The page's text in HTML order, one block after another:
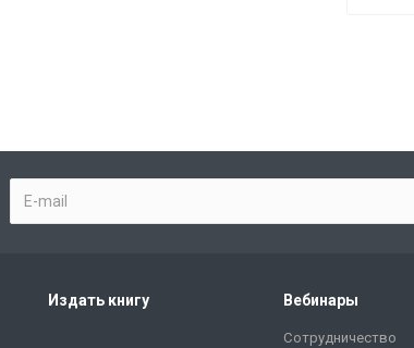
Издать книгу Вебинары
Сотрудничество